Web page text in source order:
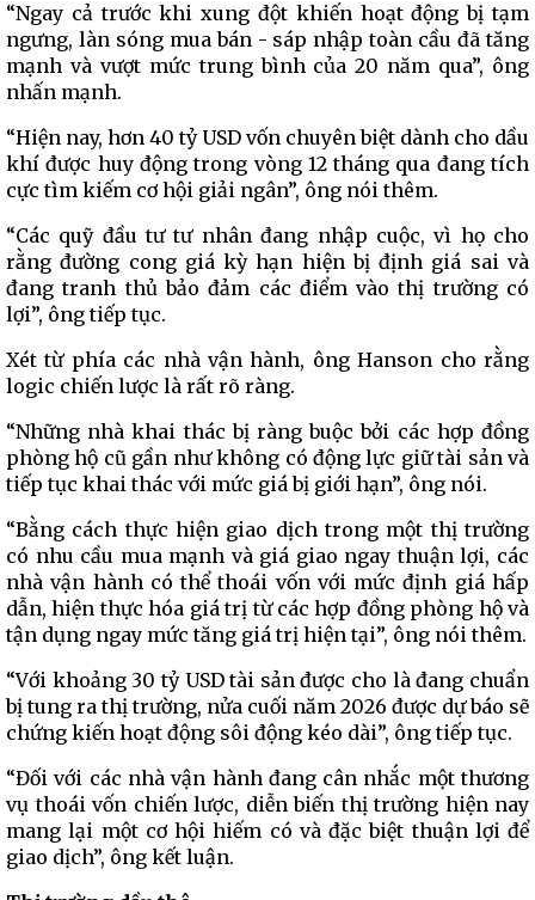
“Ngay cả trước khi xung đột khiến hoạt động bị tạm
ngưng, làn sóng mua bán - sáp nhập toàn cầu đã tăng
mạnh và vượt mức trung bình của 20 năm qua”, ông
nhấn mạnh.
“Hiện nay, hơn 40 tỷ USD vốn chuyên biệt dành cho dầu
khí được huy động trong vòng 12 tháng qua đang tích
cực tìm kiếm cơ hội giải ngân”, ông nói thêm.
“Các quỹ đầu tư tư nhân đang nhập cuộc, vì họ cho
rằng đường cong giá kỳ hạn hiện bị định giá sai và
đang tranh thủ bảo đảm các điểm vào thị trường có
lợi”, ông tiếp tục.
Xét từ phía các nhà vận hành, ông Hanson cho rằng
logic chiến lược là rất rõ ràng.
“Những nhà khai thác bị ràng buộc bởi các hợp đồng
phòng hộ cũ gần như không có động lực giữ tài sản và
tiếp tục khai thác với mức giá bị giới hạn”, ông nói.
“Bằng cách thực hiện giao dịch trong một thị trường
có nhu cầu mua mạnh và giá giao ngay thuận lợi, các
nhà vận hành có thể thoái vốn với mức định giá hấp
dẫn, hiện thực hóa giá trị từ các hợp đồng phòng hộ và
tận dụng ngay mức tăng giá trị hiện tại”, ông nói thêm.
“Với khoảng 30 tỷ USD tài sản được cho là đang chuẩn
bị tung ra thị trường, nửa cuối năm 2026 được dự báo sẽ
chứng kiến hoạt động sôi động kéo dài”, ông tiếp tục.
“Đối với các nhà vận hành đang cân nhắc một thương
vụ thoái vốn chiến lược, diễn biến thị trường hiện nay
mang lại một cơ hội hiếm có và đặc biệt thuận lợi để
giao dịch”, ông kết luận.